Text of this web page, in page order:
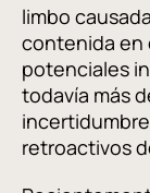
limbo
contenida en
potenciales
todavía más
retroactivos